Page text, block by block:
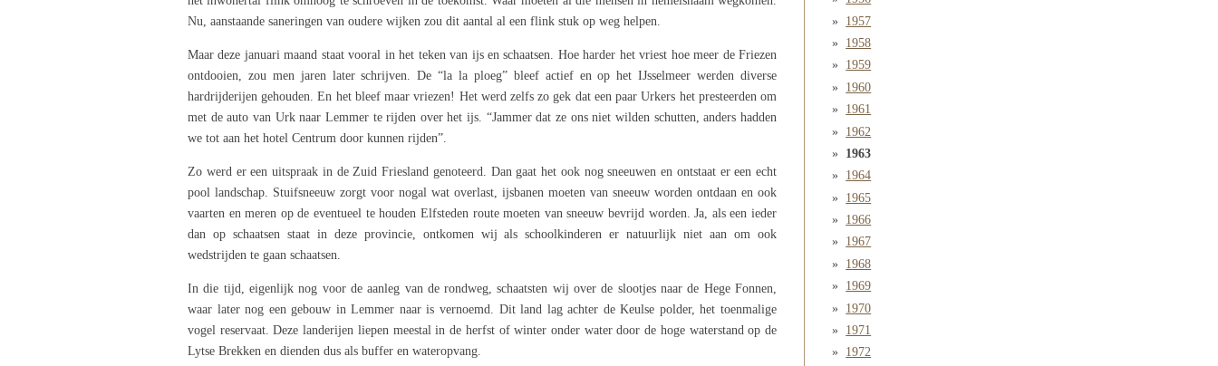
Nu, aanstaande saneringen van oudere wijken zou dit aantal al een flink stuk op weg helpen.
Maar deze januari maand staat vooral in het teken van ijs en schaatsen. Hoe harder het vriest hoe meer de Friezen
ontdooien, zou men jaren later schrijven. De “la la ploeg” bleef actief en op het IJsselmeer werden diverse
hardrijderijen gehouden. En het bleef maar vriezen! Het werd zelfs zo gek dat een paar Urkers het presteerden om
met de auto van Urk naar Lemmer te rijden over het ijs. “Jammer dat ze ons niet wilden schutten, anders hadden
we tot aan het hotel Centrum door kunnen rijden”.
Zo werd er een uitspraak in de Zuid Friesland genoteerd. Dan gaat het ook nog sneeuwen en ontstaat er een echt
pool landschap. Stuifsneeuw zorgt voor nogal wat overlast, ijsbanen moeten van sneeuw worden ontdaan en ook
vaarten en meren op de eventueel te houden Elfsteden route moeten van sneeuw bevrijd worden. Ja, als een ieder
dan op schaatsen staat in deze provincie, ontkomen wij als schoolkinderen er natuurlijk niet aan om ook
wedstrijden te gaan schaatsen.
In die tijd, eigenlijk nog voor de aanleg van de rondweg, schaatsten wij over de slootjes naar de Hege Fonnen,
waar later nog een gebouw in Lemmer naar is vernoemd. Dit land lag achter de Keulse polder, het toenmalige
vogel reservaat. Deze landerijen liepen meestal in de herfst of winter onder water door de hoge waterstand op de
Lytse Brekken en dienden dus als buffer en wateropvang.
1957
1958
1959
1960
1961
1962
1963
1964
1965
1966
1967
1968
1969
1970
1971
1972